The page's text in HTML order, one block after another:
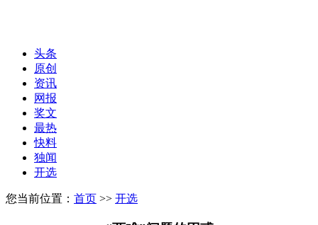
头条
原创
资讯
网报
奖文
最热
快料
独闻
开选
您当前位置： 首页 >> 开选